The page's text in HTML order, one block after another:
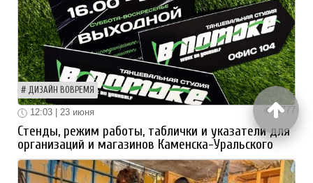
ДИЗАЙН ВОВРЕМЯ
1777
12:03 | 23 июня
Стенды, режим работы, таблички и указатели для
организаций и магазинов Каменска-Уральского